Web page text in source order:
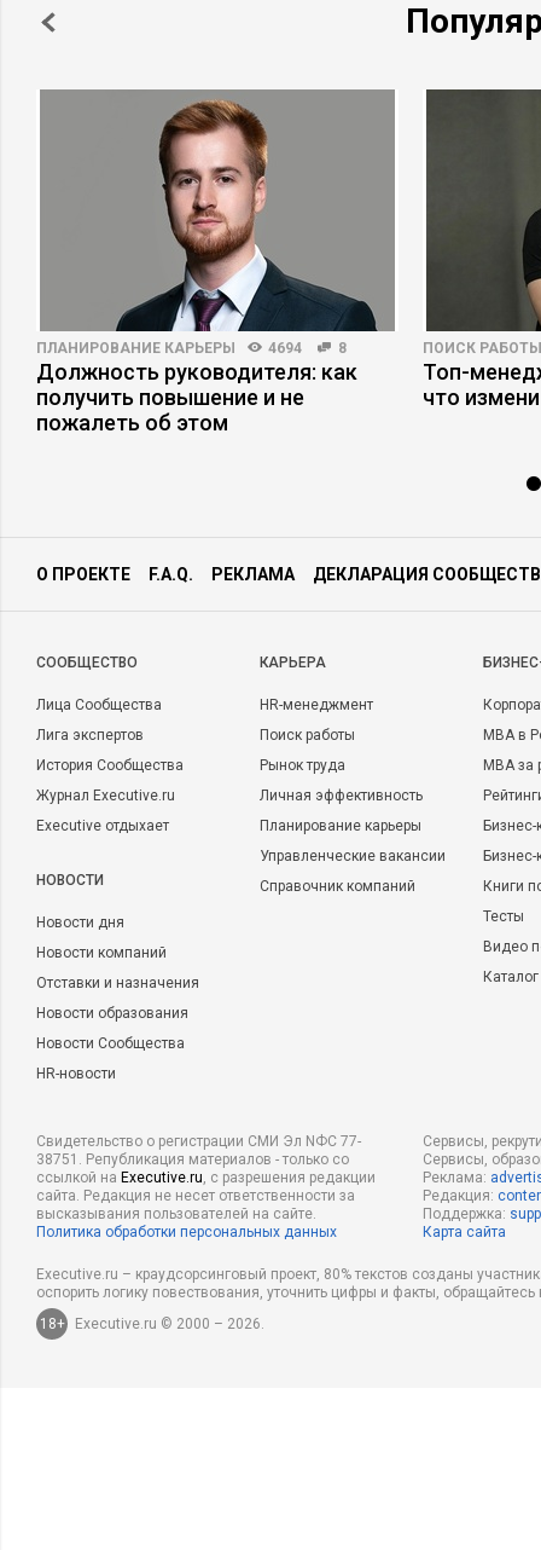
ПЛАНИРОВАНИЕ КАРЬЕРЫ 4694 8
Должность руководителя: как
получить повышение и не
пожалеть об этом
ПОИСК РАБОТЫ
Топ-
что
О ПРОЕКТЕ F.A.Q. РЕКЛАМА ДЕКЛАРАЦИЯ
CООБЩЕСТВО
Лица Сообщества
Лига экспертов
История Сообщества
Журнал Executive.ru
Executive отдыхает
НОВОСТИ
Новости дня
Новости компаний
Отставки и назначения
Новости образования
Новости Сообщества
HR-новости
КАРЬЕРА
HR-менеджмент
Поиск работы
Рынок труда
Личная эффективность
Планирование карьеры
Управленческие вакансии
Справочник компаний
MBA в
MBA
Бизнес-
Книги
Тесты
Видео
Свидетельство о регистрации СМИ Эл NФС 77-
38751. Републикация материалов - только со
ссылкой на Executive.ru, с разрешения редакции
сайта. Редакция не несет ответственности за
высказывания пользователей на сайте.
Политика обработки персональных данных
Сервисы,
Сервисы,
Реклама:
Редакция:
Поддержка:
Карта сайта
Executive.ru – краудсорсинговый проект, 80% текстов созданы
оспорить логику повествования, уточнить цифры и факты,
18+
Executive.ru © 2000 – 2026.